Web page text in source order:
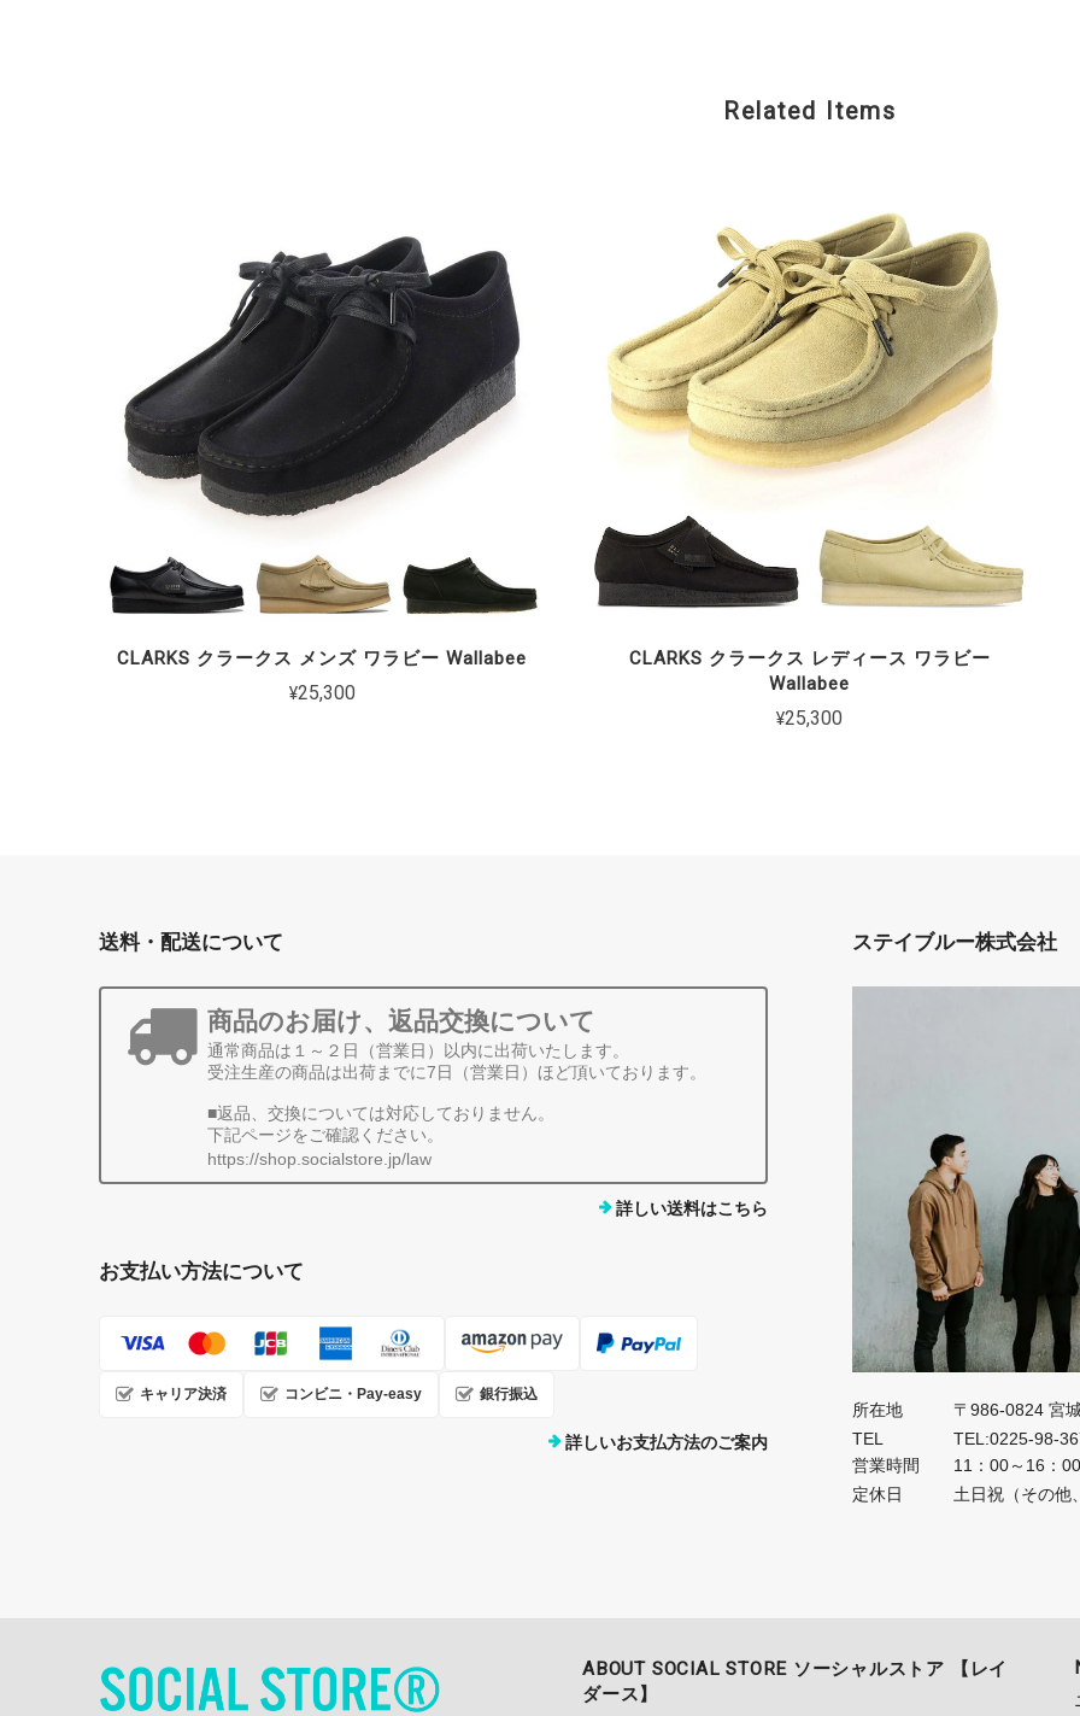
Related Items
CLARKS クラークス メンズ ワラビー Wallabee
¥25,300
CLARKS クラークス レディース ワラビー
Wallabee
¥25,300
送料・配送について
商品のお届け、返品交換について
通常商品は１～２日（営業日）以内に出荷いたします。
受注生産の商品は出荷までに7日（営業日）ほど頂いております。
■返品、交換については対応しておりません。
下記ページをご確認ください。
https://shop.socialstore.jp/law
詳しい送料はこちら
お支払い方法について
キャリア決済 コンビニ・Pay-easy 銀行振込
詳しいお支払方法のご案内
ステイブルー株式会社
所在地
〒986-0824 宮
TEL
TEL:0225-98-
営業時間
11：00～16：
定休日
土日祝（その他
ABOUT SOCIAL STORE ソーシャルストア 【レイ
ダース】